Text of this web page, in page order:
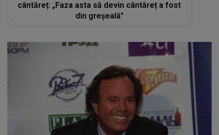
cântăreț: „Faza asta să devin cântăreț a fost
din greșeală”